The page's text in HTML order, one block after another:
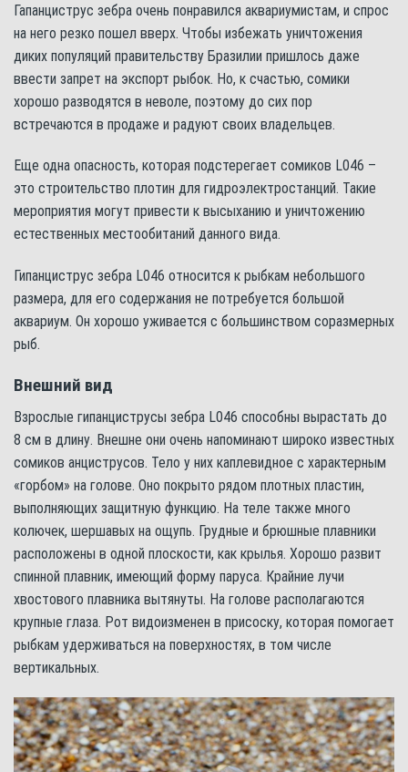
Гапанциструс зебра очень понравился аквариумистам, и спрос
на него резко пошел вверх. Чтобы избежать уничтожения
диких популяций правительству Бразилии пришлось даже
ввести запрет на экспорт рыбок. Но, к счастью, сомики
хорошо разводятся в неволе, поэтому до сих пор
встречаются в продаже и радуют своих владельцев.
Еще одна опасность, которая подстерегает сомиков L046 –
это строительство плотин для гидроэлектростанций. Такие
мероприятия могут привести к высыханию и уничтожению
естественных местообитаний данного вида.
Гипанциструс зебра L046 относится к рыбкам небольшого
размера, для его содержания не потребуется большой
аквариум. Он хорошо уживается с большинством соразмерных
рыб.
Внешний вид
Взрослые гипанциструсы зебра L046 способны вырастать до
8 см в длину. Внешне они очень напоминают широко известных
сомиков анциструсов. Тело у них каплевидное с характерным
«горбом» на голове. Оно покрыто рядом плотных пластин,
выполняющих защитную функцию. На теле также много
колючек, шершавых на ощупь. Грудные и брюшные плавники
расположены в одной плоскости, как крылья. Хорошо развит
спинной плавник, имеющий форму паруса. Крайние лучи
хвостового плавника вытянуты. На голове располагаются
крупные глаза. Рот видоизменен в присоску, которая помогает
рыбкам удерживаться на поверхностях, в том числе
вертикальных.